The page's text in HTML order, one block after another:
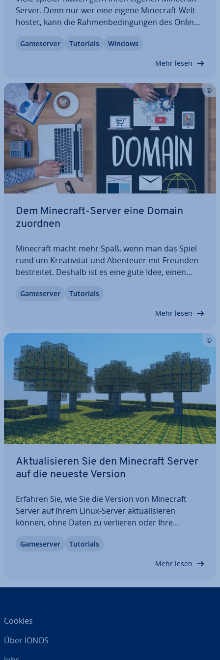
Server. Denn nur wer eine eigene Minecraft-Welt
hostet, kann die Rah­men­be­din­gun­gen des Online-
tung ist tat­säch­lich gar nicht so schwer. Erfahren
Game­ser­ver Tutorials Windows
Mehr lesen
Dem Minecraft-Server eine Domain
zuordnen
Minecraft macht mehr Spaß, wenn man das Spiel
rund um Krea­ti­vi­tät und Abenteuer mit Freunden
be­strei­tet. Deshalb ist es eine gute Idee, einen
Mit­spie­ler für die Ver­bin­dung nicht eine sperrige
Game­ser­ver Tutorials
Mehr lesen
Ak­tua­li­sie­ren Sie den Minecraft Server
auf die neueste Version
Erfahren Sie, wie Sie die Version von Minecraft
Server auf Ihrem Linux-Server ak­tua­li­sie­ren
können, ohne Daten zu verlieren oder Ihre
Minecraft-Update her­aus­gibt, müssen Minecraft-
Game­ser­ver Tutorials
Mehr lesen
Cookies
Über IONOS